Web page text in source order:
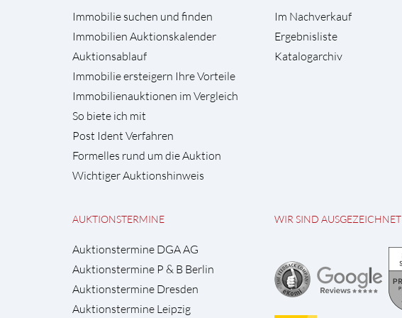
Immobilie suchen und finden
Immobilien Auktionskalender
Auktionsablauf
Immobilie ersteigern Ihre Vorteile
Immobilienauktionen im Vergleich
So biete ich mit
Post Ident Verfahren
Formelles rund um die Auktion
Wichtiger Auktionshinweis
Im Nachverkauf
Ergebnisliste
Katalogarchiv
AUKTIONSTERMINE
Auktionstermine DGA AG
Auktionstermine P & B Berlin
Auktionstermine Dresden
Auktionstermine Leipzig
WIR SIND AUSGEZEICHNET